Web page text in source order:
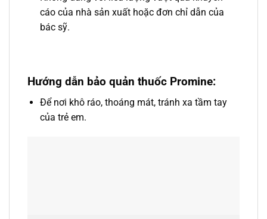
cáo của nhà sản xuất hoặc đơn chỉ dẫn của
bác sỹ.
Hướng dẫn bảo quản thuốc Promine:
Để nơi khô ráo, thoáng mát, tránh xa tầm tay
của trẻ em.